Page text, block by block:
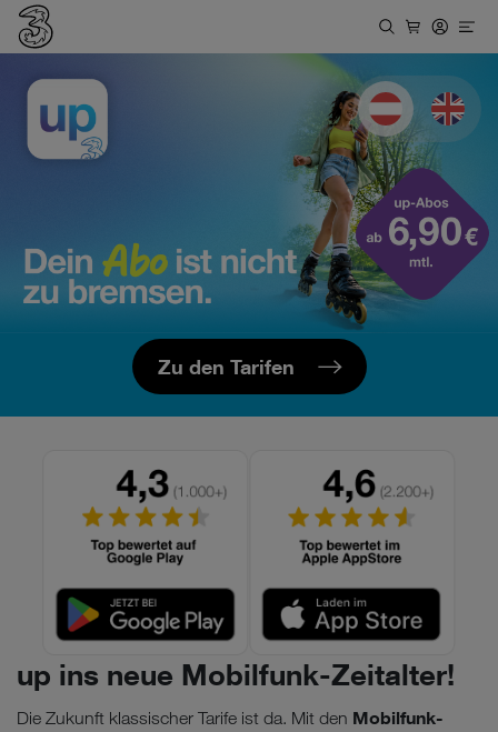
Deutsch
Zu den Tarifen
up ins neue Mobilfunk-Zeitalter!
Die Zukunft klassischer Tarife ist da. Mit den Mobilfunk-